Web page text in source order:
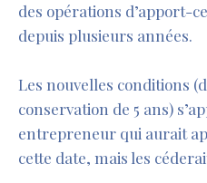
des opérations d’apport-
depuis plusieurs années.
Les nouvelles conditions
conservation de 5 ans)
entrepreneur qui aurait
cette date, mais les